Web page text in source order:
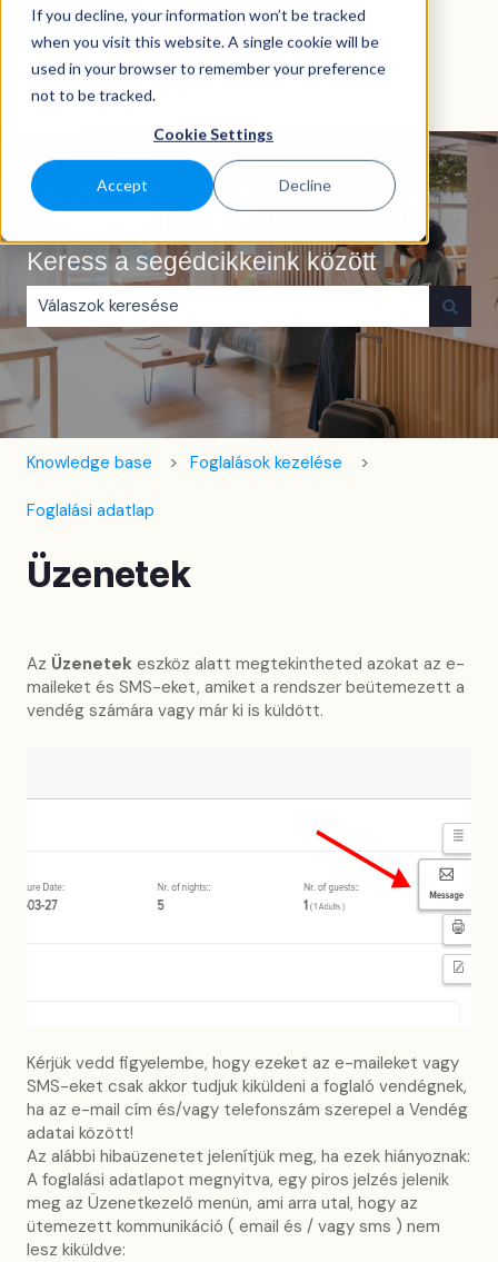
If you decline, your information won’t be tracked
when you visit this website. A single cookie will be
used in your browser to remember your preference
not to be tracked.
Cookie Settings
Accept Decline
MagyarAlmenü megjelenítése fordításokhoz
Keress a segédcikkeink között
Nincs javaslat, mert üres a keresőmező.
Knowledge base Foglalások kezelése
Foglalási adatlap
Üzenetek
Az Üzenetek eszköz alatt megtekintheted azokat az e-
maileket és SMS-eket, amiket a rendszer beütemezett a
vendég számára vagy már ki is küldött.
Kérjük vedd figyelembe, hogy ezeket az e-maileket vagy
SMS-eket csak akkor tudjuk kiküldeni a foglaló vendégnek,
ha az e-mail cím és/vagy telefonszám szerepel a Vendég
adatai között!
Az alábbi hibaüzenetet jelenítjük meg, ha ezek hiányoznak:
A foglalási adatlapot megnyitva, egy piros jelzés jelenik
meg az Üzenetkezelő menün, ami arra utal, hogy az
ütemezett kommunikáció ( email és / vagy sms ) nem
lesz kiküldve: